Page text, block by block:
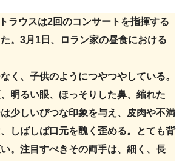
ラウスは2回のコンサートを指揮する
。3月1日、ロラン家の昼食における
く、子供のようにつやつやしている。
明るい眼、ほっそりした鼻、縮れた
少しいびつな印象を与え、皮肉や不満
しばしば口元を醜く歪める。とても背
。注目すべきその両手は、細く、長